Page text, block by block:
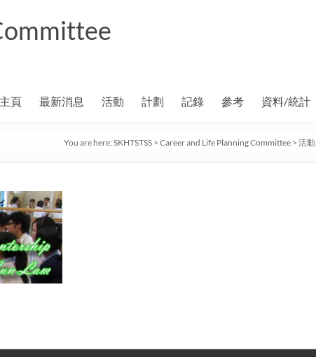
主頁 最新消息 活動 計劃 記錄 參考 資料/統計
You are here: SKHTSTSS > Career and Life Planning Committee > 活動